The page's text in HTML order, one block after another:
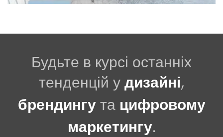
Будьте в курсі останніх
тенденцій у дизайні,
брендингута цифровому
маркетингу.